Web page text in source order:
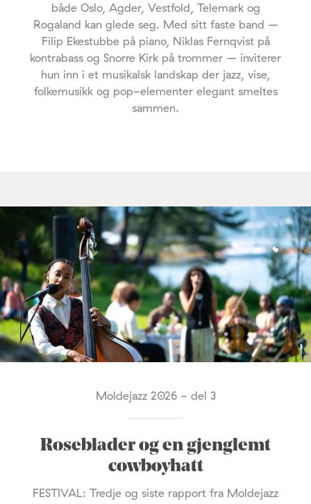
både Oslo, Agder, Vestfold, Telemark og
Rogaland kan glede seg. Med sitt faste band –
Filip Ekestubbe på piano, Niklas Fernqvist på
kontrabass og Snorre Kirk på trommer – inviterer
hun inn i et musikalsk landskap der jazz, vise,
folkemusikk og pop-elementer elegant smeltes
sammen.
Moldejazz 2026 - del 3
Roseblader og en gjenglemt
cowboyhatt
FESTIVAL: Tredje og siste rapport fra Moldejazz